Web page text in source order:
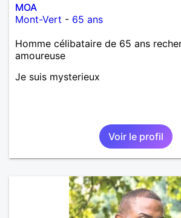
MOA
Mont-Vert - 65 ans
Homme célibataire de 65 ans
amoureuse
Je suis mysterieux
Voir le profil